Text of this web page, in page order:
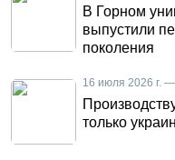
В Горном
выпустили
поколения
16 июля 2026 г.
только